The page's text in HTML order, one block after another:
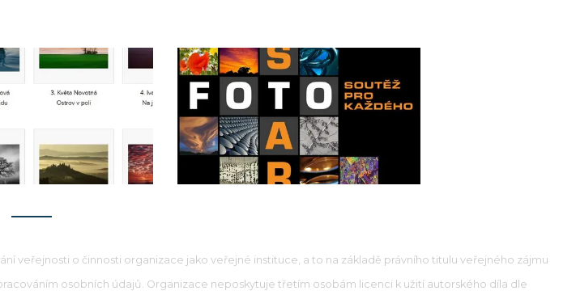
veřejnosti o činnosti organizace jako veřejné instituce, a to na základě právního titulu veřejného zájmu
osobních údajů. Organizace neposkytuje třetím osobám licenci k užití autorského díla dle